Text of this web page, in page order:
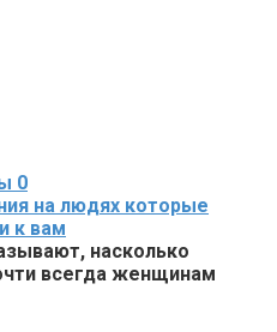
0
на людях которые
к вам
насколько
всегда женщинам